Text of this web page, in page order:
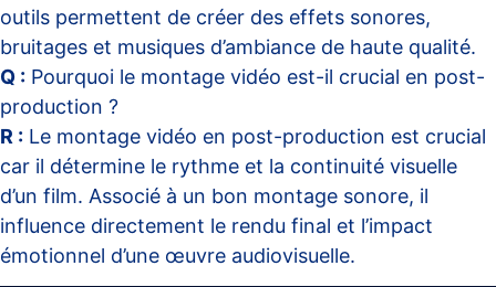
outils permettent de créer des effets sonores,
bruitages et musiques d’ambiance de haute qualité.
Q : Pourquoi le montage vidéo est-il crucial en post-
production ?
R : Le montage vidéo en post-production est crucial
car il détermine le rythme et la continuité visuelle
d’un film. Associé à un bon montage sonore, il
influence directement le rendu final et l’impact
émotionnel d’une œuvre audiovisuelle.